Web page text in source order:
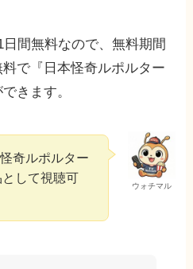
間無料なので、無料期間
で『日本怪奇ルポルター
きます。
ウォチマル
奇ルポルター
して視聴可